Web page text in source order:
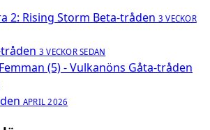
2: Rising Storm Beta-tråden 3 VECKOR
3 VECKOR SEDAN
(5) - Vulkanöns Gåta-tråden
APRIL 2026